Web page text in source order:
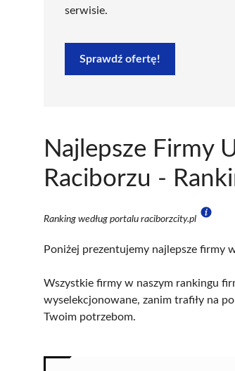
serwisie.
Sprawdź ofertę!
Najlepsze Firmy
Raciborzu -
Ranking według portalu raciborzcity.pl
Poniżej prezentujemy najlepsze firmy
Wszystkie firmy w naszym rankingu
wyselekcjonowane, zanim trafiły na
Twoim potrzebom.